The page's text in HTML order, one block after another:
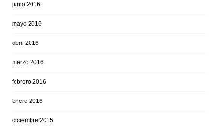
junio 2016
mayo 2016
abril 2016
marzo 2016
febrero 2016
enero 2016
diciembre 2015